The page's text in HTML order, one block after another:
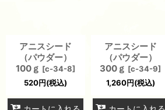
アニスシード
（パウダー）
100ｇ [c-34-8]
520円(税込)
アニスシード
（パウダー）
300ｇ [c-34-9]
1,260円(税込)